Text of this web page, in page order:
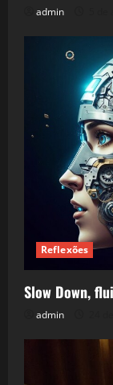
admin
Reflexões
Slow Down,
admin